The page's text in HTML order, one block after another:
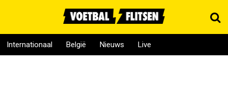
Internationaal België Nieuws Live